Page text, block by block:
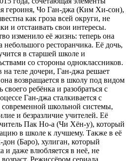
героиня, Чо Ган-джа (Ким Хи-сон),
как гроза всей округи, не
и отстаивать свои интересы.
изменило её жизнь: теперь она
небольшого ресторанчика. Её дочь,
в старшей школе и
со стороны одноклассников.
теле дочери, Ган-джа решает
возвращается в школу под видом
ребёнка и разобраться с
Ган-джа сталкивается с
школьной системы,
и безразличие учителей. Её
Пак Но-а (Чи Хён-у), который
в школе к лучшему. Также в её
(Баро), хулиган, который
и даже влюбляется в неё, не